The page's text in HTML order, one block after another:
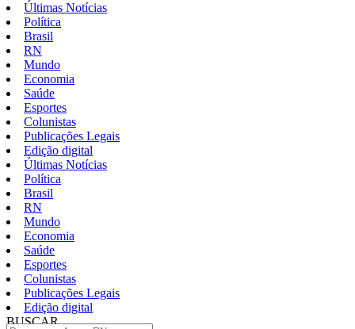
Últimas Notícias
Política
Brasil
RN
Mundo
Economia
Saúde
Esportes
Colunistas
Publicações Legais
Edição digital
Últimas Notícias
Política
Brasil
RN
Mundo
Economia
Saúde
Esportes
Colunistas
Publicações Legais
Edição digital
BUSCAR